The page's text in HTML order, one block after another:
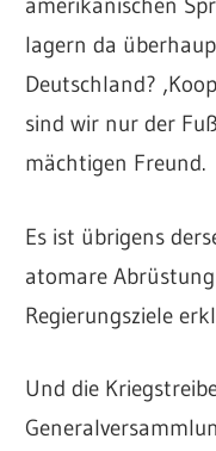
lagern da
Deutschland?
sind wir nur der
mächtigen Freund.
Es ist übrigens
atomare
Regierungsziele
Und die